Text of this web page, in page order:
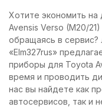
Хотите экономить на
Avensis Verso (M20/
обращаясь в сервис?
«Elm327rus»
приборы для Toyota
время и проводить
нас вы найдете как
автосервисов, так и